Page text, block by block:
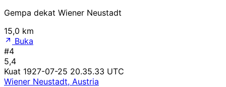
Gempa dekat Wiener Neustadt
15,0 km
Buka
#4
5,4
Kuat 1927-07-25 20.35.33 UTC
Wiener Neustadt, Austria